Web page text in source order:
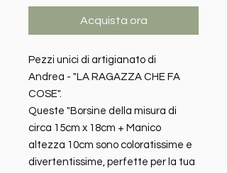
Acquista ora
Pezzi unici di artigianato di
Andrea - "LA RAGAZZA CHE FA
COSE".
Queste "Borsine della misura di
circa 15cm x 18cm + Manico
altezza 10cm sono coloratissime e
divertentissime, perfette per la tua